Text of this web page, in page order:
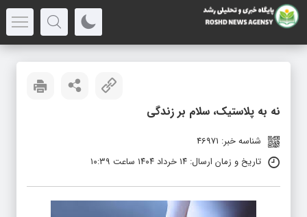
نه به پلاستیک، سلام بر زندگی
شناسه خبر: 46971
تاریخ و زمان ارسال: ۱۴ خرداد ۱۴۰۴ ساعت ۱۰:۳۹